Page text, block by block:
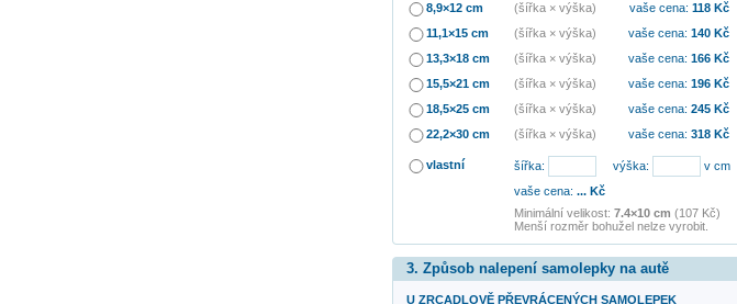
8,9×12 cm
(šířka × výška) vaše cena: 118Kč
11,1×15 cm
(šířka × výška) vaše cena: 140Kč
13,3×18 cm
(šířka × výška) vaše cena: 166Kč
15,5×21 cm
(šířka × výška) vaše cena: 196Kč
18,5×25 cm
(šířka × výška) vaše cena: 245Kč
22,2×30 cm
(šířka × výška) vaše cena: 318Kč
vlastní šířka: výška:
v cm
vaše cena: ...Kč
Minimální velikost: 7.4×10 cm (107 Kč)
Menší rozměr bohužel nelze vyrobit.
3. Způsob nalepení samolepky na autě
U ZRCADLOVĚ PŘEVRÁCENÝCH SAMOLEPEK